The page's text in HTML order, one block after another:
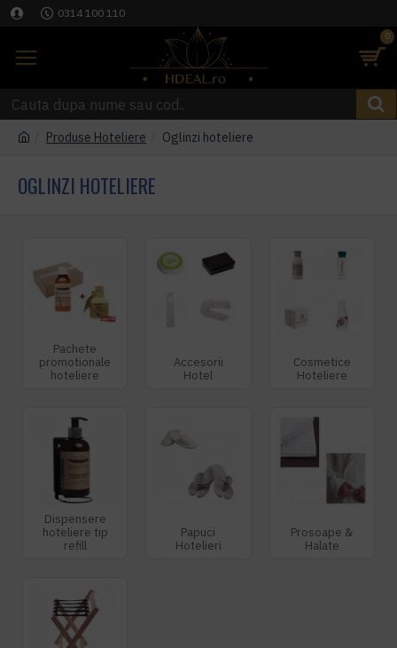
0314 100 110
0
Produse Hoteliere Oglinzi hoteliere
OGLINZI HOTELIERE
Pachete
promotionale
hoteliere
Accesorii
Hotel
Cosmetice
Hoteliere
Dispensere
hoteliere tip
refill
Papuci
Hotelieri
Prosoape &
Halate